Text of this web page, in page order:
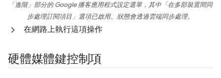
「進階」部分的 Google 播客應用程式設定選單，其中「在多部裝置間同
步處理訂閱項目」選項已啟用。狀態會透過雲端同步處理。
在網路上執行這項操作
硬體媒體鍵控制項